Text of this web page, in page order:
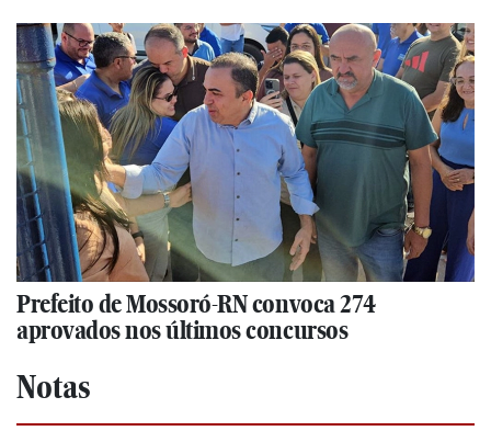
Prefeito de Mossoró-RN convoca 274
aprovados nos últimos concursos
Notas